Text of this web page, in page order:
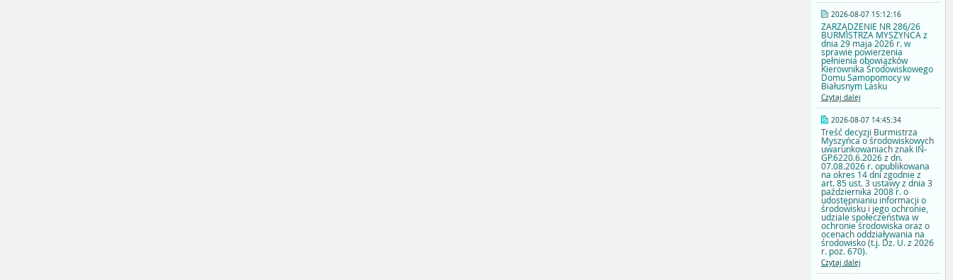
2026-08-07 15:12:16
ZARZĄDZENIE NR 286/26
BURMISTRZA MYSZYŃCA z
dnia 29 maja 2026 r. w
sprawie powierzenia
pełnienia obowiązków
Kierownika Środowiskowego
Domu Samopomocy w
Białusnym Lasku
Czytaj dalej
2026-08-07 14:45:34
Treść decyzji Burmistrza
Myszyńca o środowiskowych
uwarunkowaniach znak IN-
GP.6220.6.2026 z dn.
07.08.2026 r. opublikowana
na okres 14 dni zgodnie z
art. 85 ust. 3 ustawy z dnia 3
października 2008 r. o
udostępnianiu informacji o
środowisku i jego ochronie,
udziale społeczeństwa w
ochronie środowiska oraz o
ocenach oddziaływania na
środowisko (t.j. Dz. U. z 2026
r. poz. 670).
Czytaj dalej